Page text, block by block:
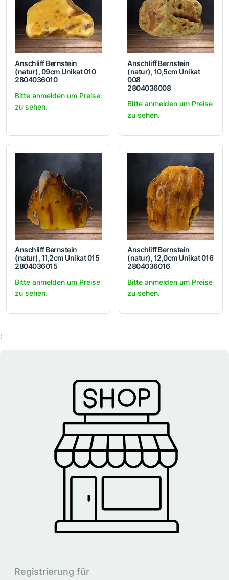
Anschliff Bernstein
(natur), 09cm Unikat 010
2804036010
Bitte anmelden um Preise
zu sehen.
Anschliff Bernstein
(natur), 10,5cm Unikat
008
2804036008
Bitte anmelden um Preise
zu sehen.
Anschliff Bernstein
(natur), 11,2cm Unikat 015
2804036015
Bitte anmelden um Preise
zu sehen.
Anschliff Bernstein
(natur), 12,0cm Unikat 016
2804036016
Bitte anmelden um Preise
zu sehen.
;
Registrierung für